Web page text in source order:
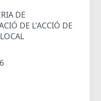
DE
DE L'ACCIÓ DE